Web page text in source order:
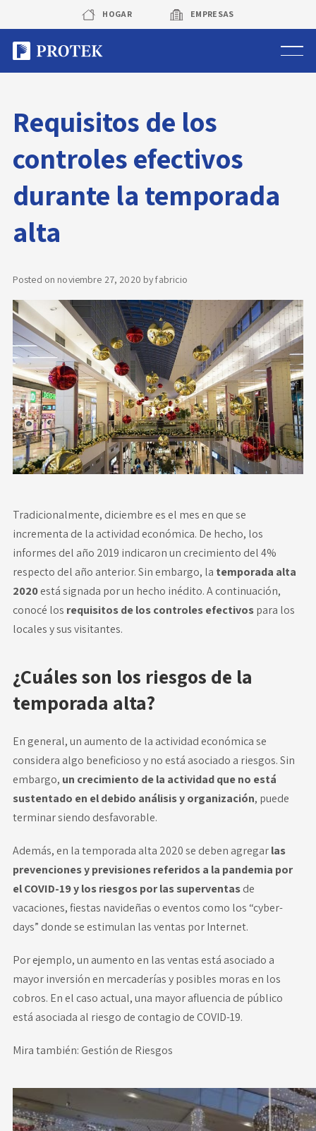
content
HOGAR EMPRESAS
Sistema de cámaras
Rastreo vehicular GPS
Protek Personas
Sobre Protek
Trabaja con nosotros
Novedades
Faq
Contacto
Área de clientes
Requisitos de los
controles efectivos
durante la temporada
alta
Posted on noviembre 27, 2020 byfabricio
Tradicionalmente, diciembre es el mes en que se
incrementa de la actividad económica. De hecho, los
informes del año 2019 indicaron un crecimiento del 4%
respecto del año anterior. Sin embargo, la temporada alta
2020está signada por un hecho inédito. A continuación,
conocé los requisitos de los controles efectivospara los
locales y sus visitantes.
¿Cuáles son los riesgos de la
temporada alta?
En general, un aumento de la actividad económica se
considera algo beneficioso y no está asociado a riesgos. Sin
embargo, un crecimiento de la actividad que no está
sustentado en el debido análisis y organización, puede
terminar siendo desfavorable.
Además, en la temporada alta 2020 se deben agregarlas
prevenciones y previsiones referidos a la pandemia por
el COVID-19 y los riesgos por las superventasde
vacaciones, fiestas navideñas o eventos como los “cyber-
days” donde se estimulan las ventas por Internet.
Por ejemplo, un aumento en las ventas está asociado a
mayor inversión en mercaderías y posibles moras en los
cobros. En el caso actual, una mayor afluencia de público
está asociada al riesgo de contagio de COVID-19.
Mira también:Gestión de Riesgos